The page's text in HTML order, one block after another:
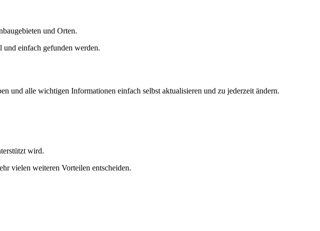
und Orten.
und einfach gefunden werden.
und alle wichtigen Informationen einfach selbst aktualisieren und zu jederzeit ändern.
wird.
vielen weiteren Vorteilen entscheiden.